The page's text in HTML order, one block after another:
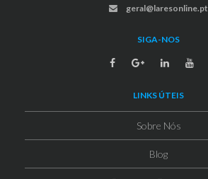
geral@laresonline.pt
SIGA-NOS
LINKS ÚTEIS
Sobre Nós
Blog